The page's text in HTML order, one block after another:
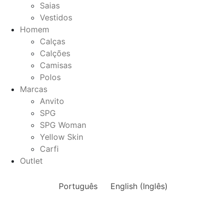
Saias
Vestidos
Homem
Calças
Calções
Camisas
Polos
Marcas
Anvito
SPG
SPG Woman
Yellow Skin
Carfi
Outlet
Português English(Inglês)